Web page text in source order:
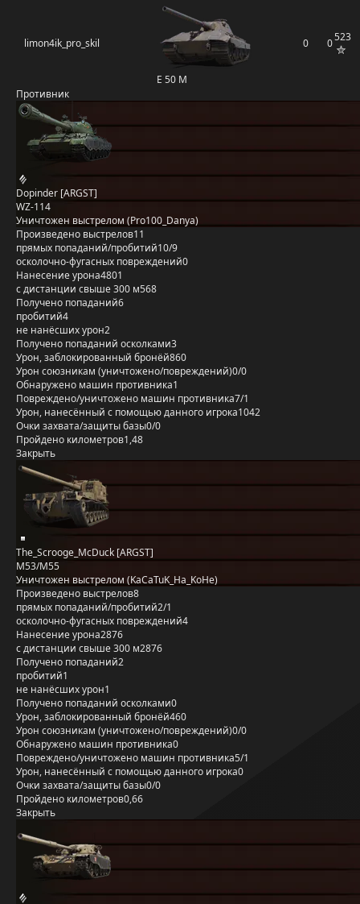
limon4ik_pro_skil
E 50 M
0 0523
Противник
Dopinder [ARGST]
WZ-114
Уничтожен выстрелом (Pro100_Danya)
Произведено выстрелов11
прямых попаданий/пробитий10/9
осколочно-фугасных повреждений0
Нанесение урона4801
с дистанции свыше 300 м568
Получено попаданий6
пробитий4
не нанёсших урон2
Получено попаданий осколками3
Урон, заблокированный бронёй860
Урон союзникам (уничтожено/повреждений)0/0
Обнаружено машин противника1
Повреждено/уничтожено машин противника7/1
Урон, нанесённый с помощью данного игрока1042
Очки захвата/защиты базы0/0
Пройдено километров1,48
Закрыть
The_Scrooge_McDuck [ARGST]
M53/M55
Уничтожен выстрелом (KaCaTuK_Ha_KoHe)
Произведено выстрелов8
прямых попаданий/пробитий2/1
осколочно-фугасных повреждений4
Нанесение урона2876
с дистанции свыше 300 м2876
Получено попаданий2
пробитий1
не нанёсших урон1
Получено попаданий осколками0
Урон, заблокированный бронёй460
Урон союзникам (уничтожено/повреждений)0/0
Обнаружено машин противника0
Повреждено/уничтожено машин противника5/1
Урон, нанесённый с помощью данного игрока0
Очки захвата/защиты базы0/0
Пройдено километров0,66
Закрыть